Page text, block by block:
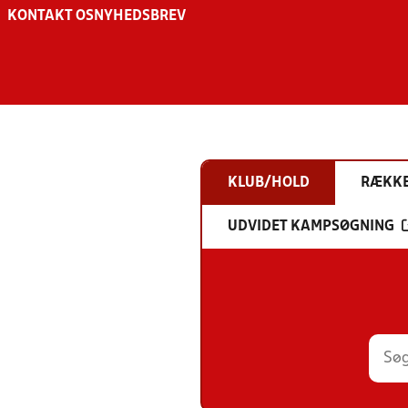
KONTAKT OS NYHEDSBREV
KLUB/HOLD
UDVIDET KAMPSØGNING